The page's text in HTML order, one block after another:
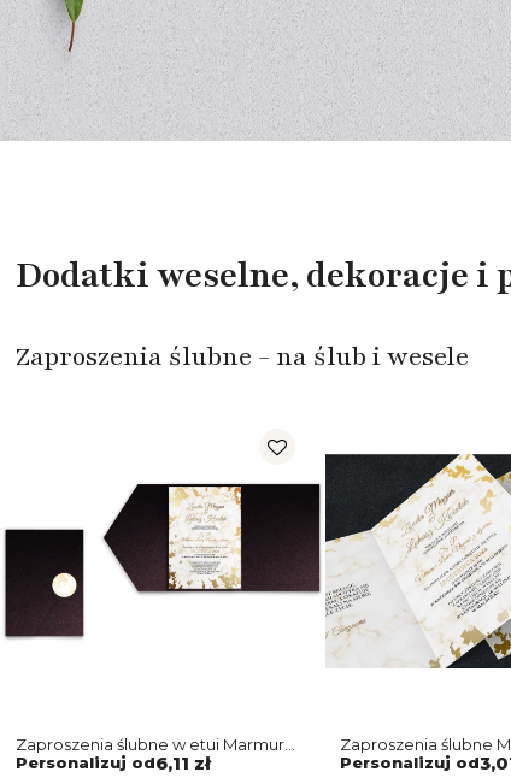
Dodatki weselne, dekoracje i
Zaproszenia ślubne - na ślub i wesele
Zaproszenia ślubne w etui Marmur
i złoto - motyw 5
Personalizuj od6,11 zł
Zaproszenia ślubne
Składane Motyw 5
Personalizuj od